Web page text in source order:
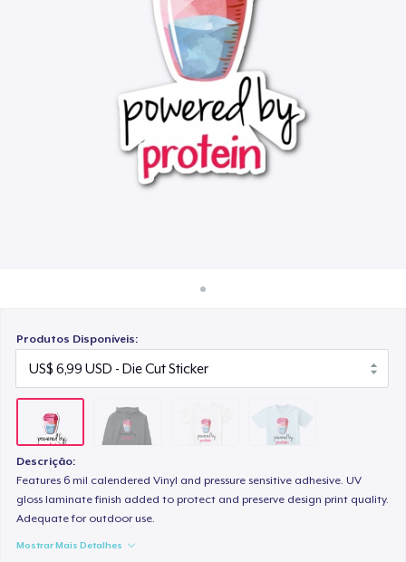
Venda em todo lugar
Venda qualquer coisa
Produtos Disponíveis:
Descrição:
Features 6 mil calendered Vinyl and pressure sensitive adhesive. UV
gloss laminate finish added to protect and preserve design print quality.
Adequate for outdoor use.
Mostrar Mais Detalhes
US$ 26,99